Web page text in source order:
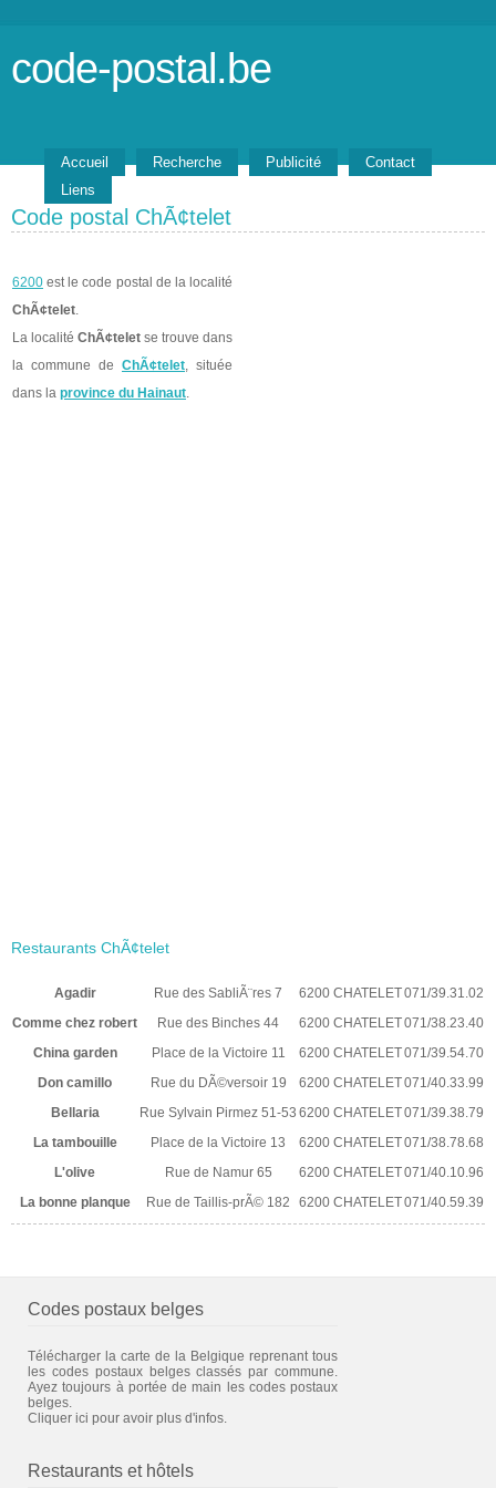
code-postal.be
Accueil Recherche Publicité
Contact
Liens
Code postal ChÃ¢telet
6200 est le code postal de la localité
ChÃ¢telet.
La localité ChÃ¢telet se trouve dans
la commune de ChÃ¢telet, située
dans la province du Hainaut.
Restaurants ChÃ¢telet
Agadir Rue des SabliÃ¨res 7 6200 CHATELET071/39.31.02
Comme chez robert
Rue des Binches 44 6200 CHATELET071/38.23.40
China garden
Place de la Victoire 11 6200 CHATELET071/39.54.70
Don camillo
Rue du DÃ©versoir 19 6200 CHATELET071/40.33.99
Bellaria
Rue Sylvain Pirmez 51-53 6200 CHATELET071/39.38.79
La tambouille
Place de la Victoire 13 6200 CHATELET071/38.78.68
L'olive
Rue de Namur 65 6200 CHATELET071/40.10.96
La bonne planque
Rue de Taillis-prÃ© 182 6200 CHATELET071/40.59.39
Codes postaux belges
Télécharger la carte de la Belgique reprenant tous
les codes postaux belges classés par commune.
Ayez toujours à portée de main les codes postaux
belges.
Cliquer ici pour avoir plus d'infos.
Restaurants et hôtels